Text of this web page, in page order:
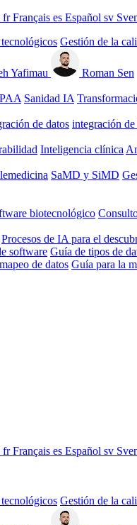
frFrançais es Español sv
Gestión de la
Yafimau
Roman Sen
Sanidad IA
de datos integración
Inteligencia clínica
SaMD y SiMD
biotecnológico
Procesos de IA para el
software Guía de tipos de
de datos Guía para la
frFrançais es Español sv
Gestión de la